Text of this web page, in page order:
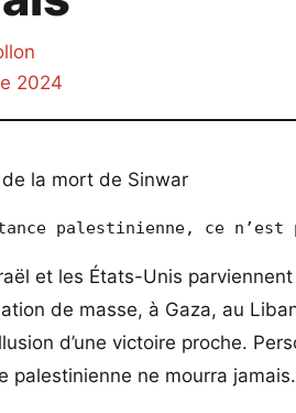
2024
la mort de Sinwar
et les États-Unis
de masse, à Gaza, au
d’une victoire proche.
palestinienne ne mourra jamais.